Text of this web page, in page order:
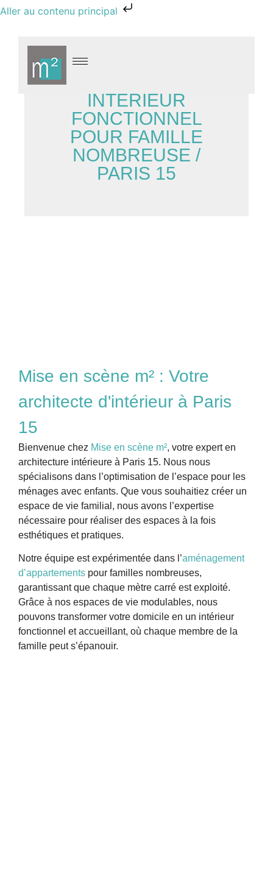
Aller au contenu principal
INTÉRIEUR
FONCTIONNEL
POUR FAMILLE
NOMBREUSE /
PARIS 15
Mise en scène m² : Votre
architecte d'intérieur à Paris
15
Bienvenue chez Mise en scène m², votre expert en
architecture intérieure à Paris 15. Nous nous
spécialisons dans l’optimisation de l’espace pour les
ménages avec enfants. Que vous souhaitiez créer un
espace de vie familial, nous avons l’expertise
nécessaire pour réaliser des espaces à la fois
esthétiques et pratiques.
Notre équipe est expérimentée dans l’aménagement
d’appartements pour familles nombreuses,
garantissant que chaque mètre carré est exploité.
Grâce à nos espaces de vie modulables, nous
pouvons transformer votre domicile en un intérieur
fonctionnel et accueillant, où chaque membre de la
famille peut s’épanouir.